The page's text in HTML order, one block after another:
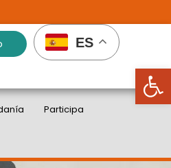
Abrir
ES
Participa